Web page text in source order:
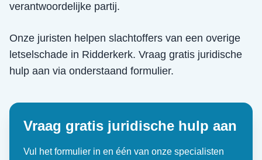
verantwoordelijke partij.
Onze juristen helpen slachtoffers van een overige
letselschade in Ridderkerk. Vraag gratis juridische
hulp aan via onderstaand formulier.
Vraag gratis juridische hulp aan
Vul het formulier in en één van onze specialisten